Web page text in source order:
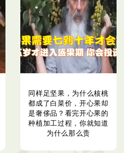
同样足坚果，为什么核桃
都成了白菜价，开心果却
是奢侈品？看完开心果的
种植加工过程，你就知道
为什么那么贵